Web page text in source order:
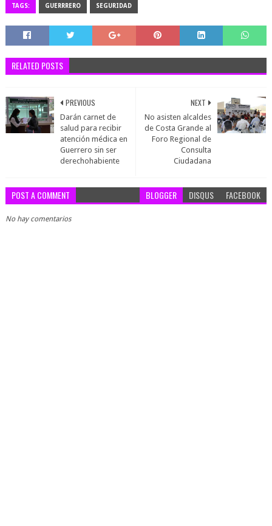
TAGS: GUERRRERO SEGURIDAD
RELATED POSTS
NEXT
No asisten alcaldes
de Costa Grande al
Foro Regional de
Consulta
Ciudadana
PREVIOUS
Darán carnet de
salud para recibir
atención médica en
Guerrero sin ser
derechohabiente
POST A COMMENT BLOGGER DISQUS FACEBOOK
No hay comentarios